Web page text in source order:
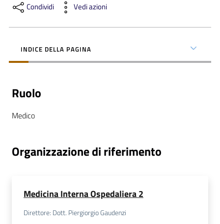
Novità
a
a
Condividi Vedi azioni
INDICE DELLA PAGINA
Ruolo
Medico
Organizzazione di riferimento
Medicina Interna Ospedaliera 2
Direttore: Dott. Piergiorgio Gaudenzi